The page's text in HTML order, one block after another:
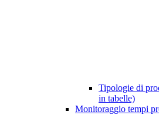
Tipologie di
in tabelle)
Monitoraggio tempi